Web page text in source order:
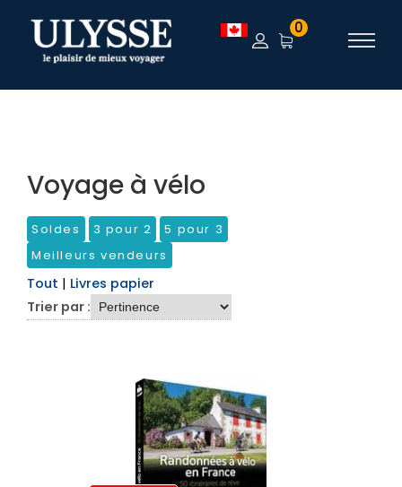
TEST 0
Voyage à vélo
Soldes 3 pour 2
5 pour 3
Meilleurs vendeurs
Tout | Livres papier
Trier par :